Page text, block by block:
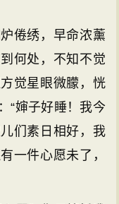
倦绣，早命浓薰
何处，不知不觉
觉星眼微朦，恍
“婶子好睡！我今
们素日相好，我
一件心愿未了，